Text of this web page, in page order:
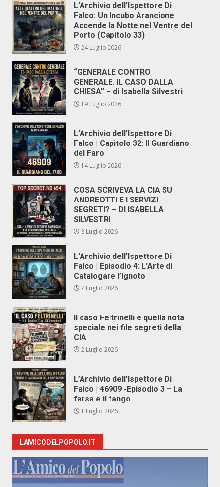
L’Archivio dell’Ispettore Di
Falco: Un Incubo Arancione
Accende la Notte nel Ventre del
Porto (Capitolo 33)
24 Luglio 2026
“GENERALE CONTRO
GENERALE. IL CASO DALLA
CHIESA” – di Isabella Silvestri
19 Luglio 2026
L’Archivio dell’Ispettore Di
Falco | Capitolo 32: Il Guardiano
del Faro
14 Luglio 2026
COSA SCRIVEVA LA CIA SU
ANDREOTTI E I SERVIZI
SEGRETI? – DI ISABELLA
SILVESTRI
8 Luglio 2026
L’Archivio dell’Ispettore Di
Falco | Episodio 4: L’Arte di
Catalogare l’Ignoto
7 Luglio 2026
Il caso Feltrinelli e quella nota
speciale nei file segreti della
CIA
2 Luglio 2026
L’Archivio dell’Ispettore Di
Falco | 46909 -Episodio 3 – La
farsa e il fango
1 Luglio 2026
LAMICODELPOPOLO.IT